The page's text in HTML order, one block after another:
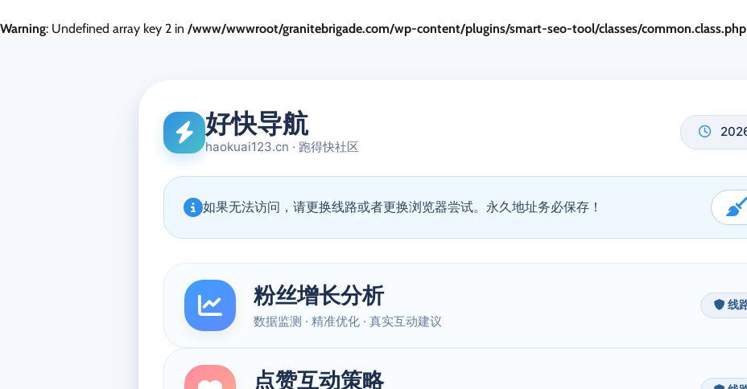
Warning: Undefined array key 2 in /www/wwwroot/granitebrigade.com/wp-content/plugins/smart-seo-tool/classes/common.class.php